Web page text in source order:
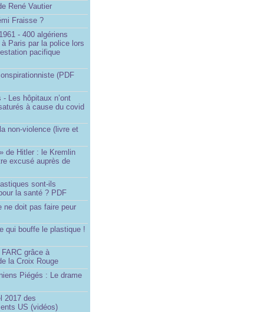
René Vautier
Fraisse ?
- 400 algériens
Paris par la police lors
pacifique
(PDF
- Les hôpitaux n’ont
à cause du covid
non-violence (livre et
de Hitler : le Kremlin
excusé auprès de
sont-ils
la santé ? PDF
ne doit pas faire peur
qui bouffe le plastique !
grâce à
la Croix Rouge
Piégés : Le drame
2017 des
US (vidéos)